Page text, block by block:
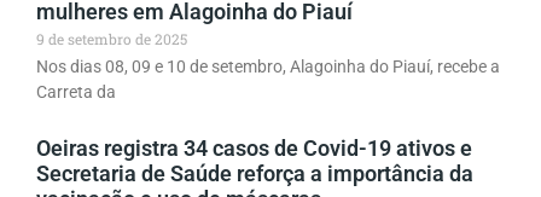
mulheres em Alagoinha do Piauí
9 de setembro de 2025
Nos dias 08, 09 e 10 de setembro, Alagoinha do Piauí, recebe a
Carreta da
Oeiras registra 34 casos de Covid-19 ativos e
Secretaria de Saúde reforça a importância da